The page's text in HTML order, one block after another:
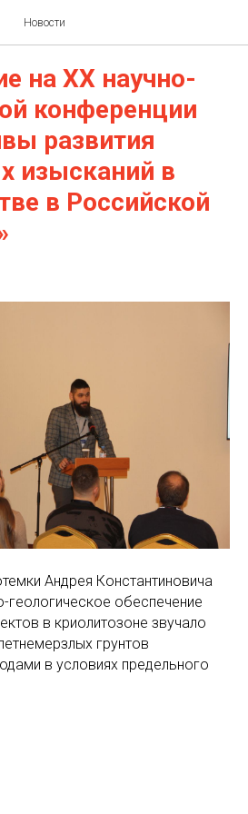
Новости
на XX научно-
конференции
развития
изысканий в
в Российской
Андрея Константиновича
геологическое обеспечение
в криолитозоне звучало
грунтов
в условиях предельного